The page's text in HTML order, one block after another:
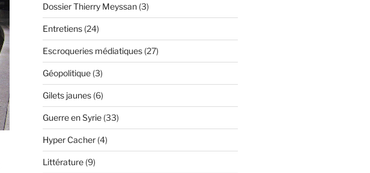
Dossier Thierry Meyssan(3)
Entretiens(24)
Escroqueries médiatiques(27)
Géopolitique(3)
Gilets jaunes(6)
Guerre en Syrie(33)
Hyper Cacher(4)
Littérature(9)